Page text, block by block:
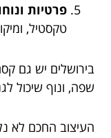
פרטיות
טקסטיל,
בירושלים יש גם
שפה, ונוף שיכול
העיצוב החכם לא